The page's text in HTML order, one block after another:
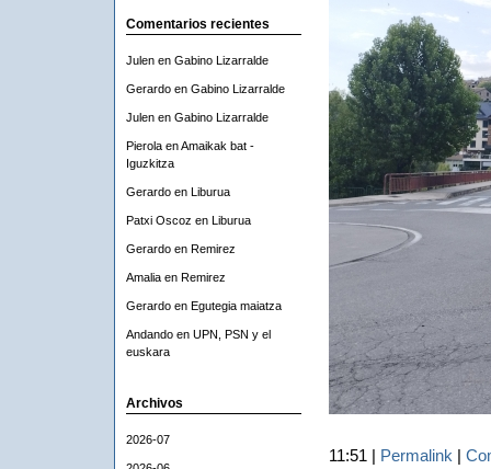
Comentarios recientes
Julenen Gabino Lizarralde
Gerardoen Gabino Lizarralde
Julenen Gabino Lizarralde
PierolaenAmaikak bat -
Iguzkitza
Gerardoen Liburua
Patxi Oscoz en Liburua
Gerardoen Remirez
Amaliaen Remirez
Gerardoen Egutegia maiatza
Andandoen UPN, PSN y el
euskara
Archivos
2026-07
11:51 | Permalink |